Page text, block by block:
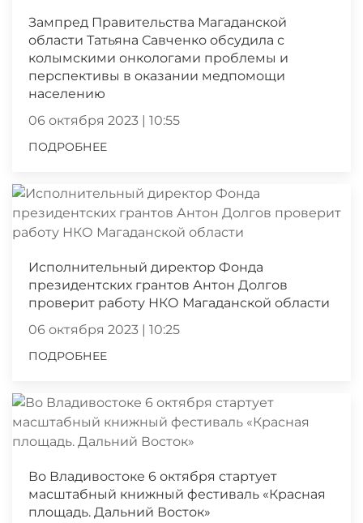
Зампред Правительства Магаданской
области Татьяна Савченко обсудила с
колымскими онкологами проблемы и
перспективы в оказании медпомощи
населению
06 октября 2023 | 10:55
ПОДРОБНЕЕ
Исполнительный директор Фонда
президентских грантов Антон Долгов
проверит работу НКО Магаданской области
06 октября 2023 | 10:25
ПОДРОБНЕЕ
Во Владивостоке 6 октября стартует
масштабный книжный фестиваль «Красная
площадь. Дальний Восток»